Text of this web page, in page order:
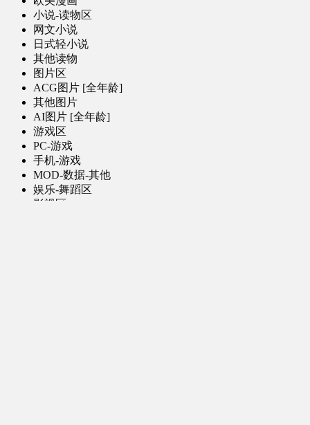
小说-读物区
网文小说
日式轻小说
其他读物
图片区
ACG图片 [全年龄]
其他图片
AI图片 [全年龄]
游戏区
PC-游戏
手机-游戏
MOD-数据-其他
娱乐-舞蹈区
影视区